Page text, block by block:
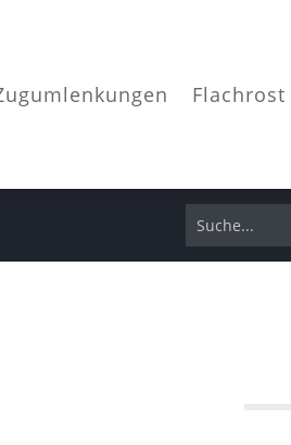
Flachrost